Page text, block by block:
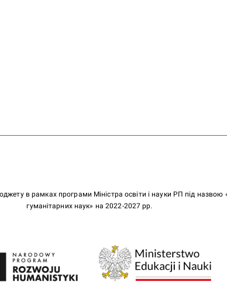
в рамках програми Міністра освіти і науки РП під
гуманітарних наук» на 2022-2027 рр.